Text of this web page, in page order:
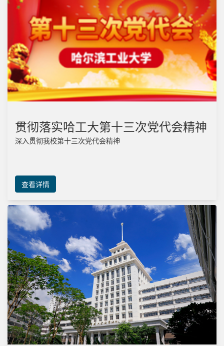
贯彻落实哈工大第十三次党代会精神
深入贯彻我校第十三次党代会精神
查看详情